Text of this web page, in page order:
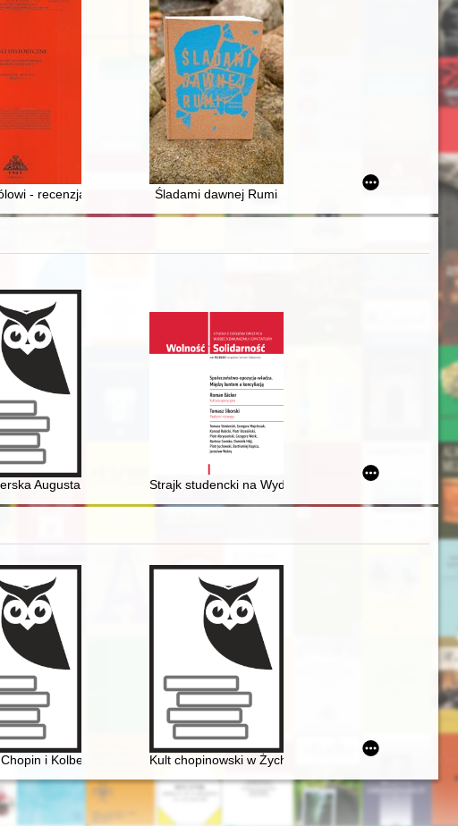
na Żywiecczyźnie w latach 1980-1981
izraelsko-palestyńskiego w latach 2009-2021
- recenzja] Śladami dawnej Rumi
i osobliwości przyrodniczych w grafice ilustracyjnej XVI-XVIII wieku
do genezy rewolucji Solidarności
Augusta II w latach 1700-1701 : organizacja i funkcjonowanie w świetle
Strajk studencki na Wydziale Socjologii Uniwersytetu
jako sposób budowania ekspozycji
i Kolbergowie. Wspomnienia i inspiracje
Kult chopinowski w Żychlinie